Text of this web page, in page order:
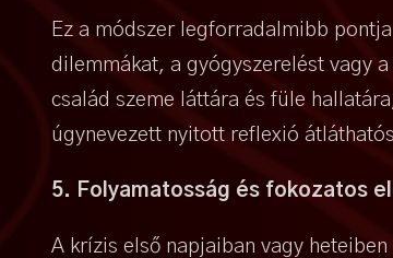
Ez a módszer legforradalmibb
dilemmákat, a gyógyszerelést vagy
család szeme láttára és füle
úgynevezett nyitott reflexió
5. Folyamatosság és fokozatos
A krízis első napjaiban vagy